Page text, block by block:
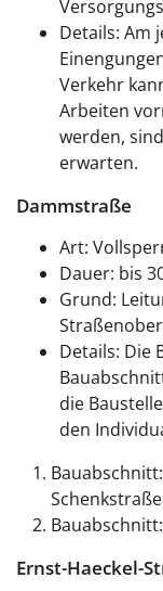
Details: Am
Verkehr
Arbeiten
werden,
erwarten.
Dammstraße
Art:
Dauer: bis
Grund:
Details: Die
die
den
Schenkstraße
Ernst-Haeckel-